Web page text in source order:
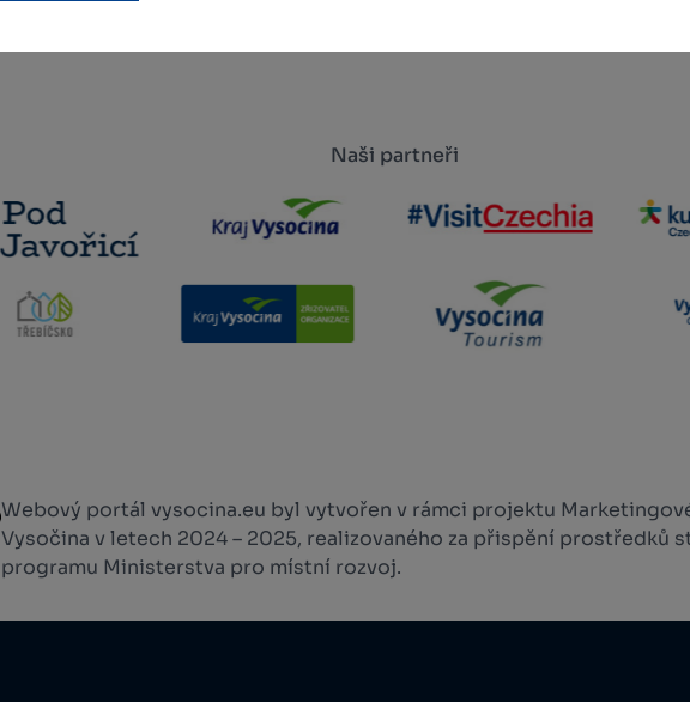
Naši partneři
Webový portál vysocina.eu byl vytvořen v rámci projektu
Vysočina v letech 2024 – 2025, realizovaného za přispění prostředků
programu Ministerstva pro místní rozvoj.